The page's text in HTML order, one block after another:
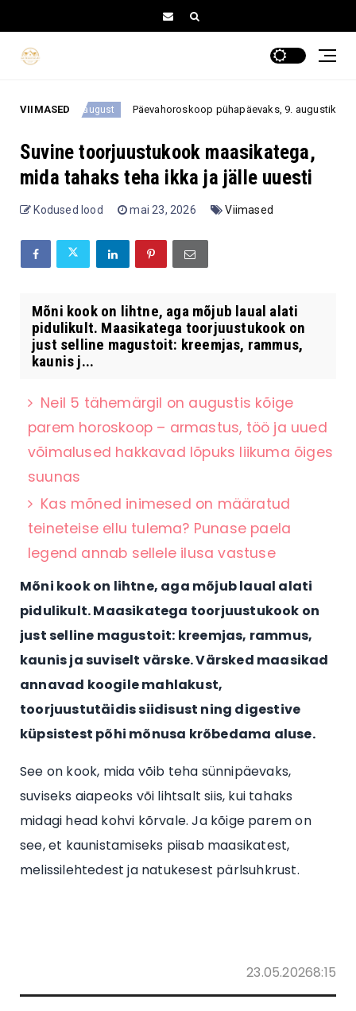
VIIMASED
9. august Päevahoroskoop pühapäevaks, 9. augustiks 2026: üks
Suvine toorjuustukook maasikatega,
mida tahaks teha ikka ja jälle uuesti
Kodused lood mai 23, 2026 Viimased
Mõni kook on lihtne, aga mõjub laual alati
pidulikult. Maasikatega toorjuustukook on
just selline magustoit: kreemjas, rammus,
kaunis j...
Neil 5 tähemärgil on augustis kõige
parem horoskoop – armastus, töö ja uued
võimalused hakkavad lõpuks liikuma õiges
suunas
Kas mõned inimesed on määratud
teineteise ellu tulema? Punase paela
legend annab sellele ilusa vastuse
Mõni kook on lihtne, aga mõjub laual alati
pidulikult. Maasikatega toorjuustukook on
just selline magustoit: kreemjas, rammus,
kaunis ja suviselt värske. Värsked maasikad
annavad koogile mahlakust,
toorjuustutäidis siidisust ning digestive
küpsistest põhi mõnusa krõbedama aluse.
See on kook, mida võib teha sünnipäevaks,
suviseks aiapeoks või lihtsalt siis, kui tahaks
midagi head kohvi kõrvale. Ja kõige parem on
see, et kaunistamiseks piisab maasikatest,
melissilehtedest ja natukesest pärlsuhkrust.
23.05.20268:15